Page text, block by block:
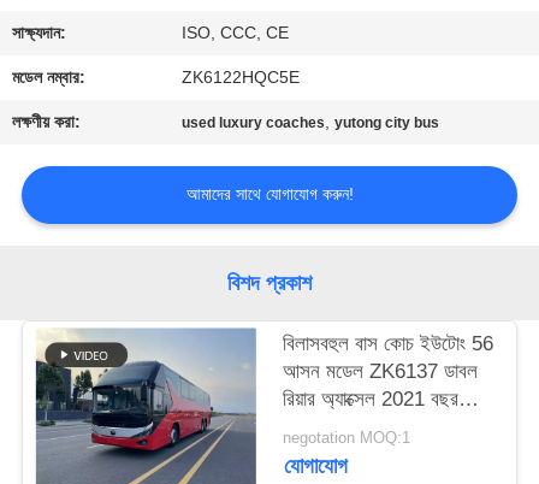
যোগাযোগ
করুন
জন্য
আবেদন
ম্যাপ
গোপনীয়তা
নীতি
সাক্ষ্যদান: ISO, CCC, CE
মডেল নম্বার: ZK6122HQC5E
লক্ষণীয় করা: used luxury coaches,yutong city bus
আমাদের সাথে যোগাযোগ করুন!
বিশদ প্রকাশ
বিলাসবহুল বাস কোচ ইউটোং 56
আসন মডেল ZK6137 ডাবল
রিয়ার অ্যাক্সেল 2021 বছর
এয়ারব্যাগ সাসপেনশন
negotation MOQ:1
যোগাযোগ